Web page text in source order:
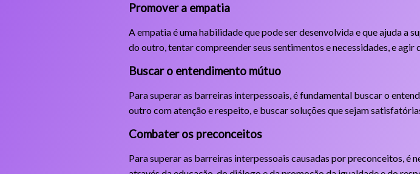
Promover a empatia
A empatia é uma habilidade que pode ser desenvolvida e que ajuda a
do outro, tentar compreender seus sentimentos e necessidades, e agir
Buscar o entendimento mútuo
Para superar as barreiras interpessoais, é fundamental buscar o
outro com atenção e respeito, e buscar soluções que sejam
Combater os preconceitos
Para superar as barreiras interpessoais causadas por preconceitos,